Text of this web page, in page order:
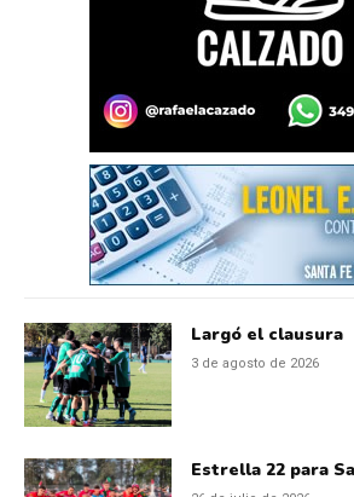
Largó el clausura
3 de agosto de 2026
Estrella 22 para